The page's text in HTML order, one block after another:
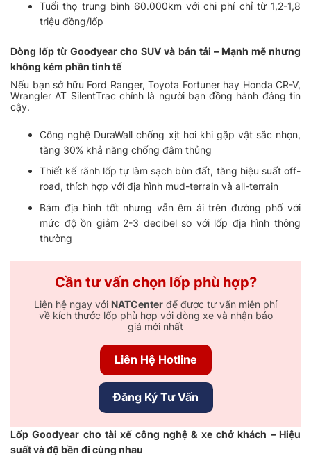
Tuổi thọ trung bình 60.000km với chi phí chỉ từ 1,2-1,8
triệu đồng/lốp
Dòng lốp từ Goodyear cho SUV và bán tải – Mạnh mẽ nhưng
không kém phần tinh tế
Nếu bạn sở hữu Ford Ranger, Toyota Fortuner hay Honda CR-V,
Wrangler AT SilentTrac chính là người bạn đồng hành đáng tin
cậy.
Công nghệ DuraWall chống xịt hơi khi gặp vật sắc nhọn,
tăng 30% khả năng chống đâm thủng
Thiết kế rãnh lốp tự làm sạch bùn đất, tăng hiệu suất off-
road, thích hợp với địa hình mud-terrain và all-terrain
Bám địa hình tốt nhưng vẫn êm ái trên đường phố với
mức độ ồn giảm 2-3 decibel so với lốp địa hình thông
thường
Cần tư vấn chọn lốp phù hợp?
Liên hệ ngay với NATCenter để được tư vấn miễn phí
về kích thước lốp phù hợp với dòng xe và nhận báo
giá mới nhất
Liên Hệ Hotline
Đăng Ký Tư Vấn
Lốp Goodyear cho tài xế công nghệ & xe chở khách – Hiệu
suất và độ bền đi cùng nhau